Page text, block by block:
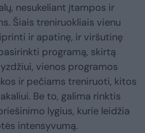
nesukeliant įtampos ir
Šiais treniruokliais vienu
ir apatinę, ir viršutinę
programą, skirtą
vienos programos
ir pečiams treniruoti, kitos
Be to, galima rinktis
lygius, kurie leidžia
intensyvumą.